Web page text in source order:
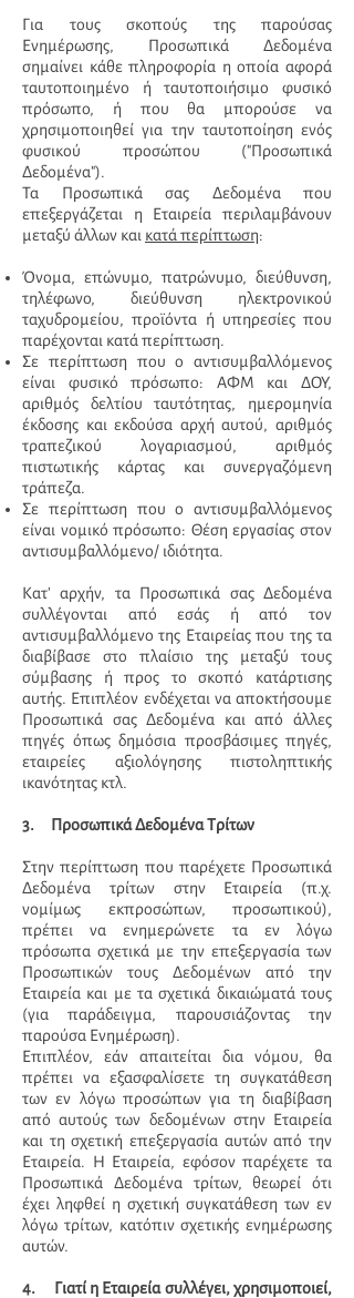
Για τους σκοπούς της παρούσας
Ενημέρωσης, Προσωπικά Δεδομένα
σημαίνει κάθε πληροφορία η οποία αφορά
ταυτοποιημένο ή ταυτοποιήσιμο φυσικό
πρόσωπο, ή που θα μπορούσε να
χρησιμοποιηθεί για την ταυτοποίηση ενός
φυσικού προσώπου ("Προσωπικά
Δεδομένα").
Τα Προσωπικά σας Δεδομένα που
επεξεργάζεται η Εταιρεία περιλαμβάνουν
μεταξύ άλλων και κατά περίπτωση:
Όνομα, επώνυμο, πατρώνυμο, διεύθυνση,
τηλέφωνο, διεύθυνση ηλεκτρονικού
ταχυδρομείου, προϊόντα ή υπηρεσίες που
παρέχονται κατά περίπτωση.
Σε περίπτωση που ο αντισυμβαλλόμενος
είναι φυσικό πρόσωπο: ΑΦΜ και ΔΟΥ,
αριθμός δελτίου ταυτότητας, ημερομηνία
έκδοσης και εκδούσα αρχή αυτού, αριθμός
τραπεζικού λογαριασμού, αριθμός
πιστωτικής κάρτας και συνεργαζόμενη
τράπεζα.
Σε περίπτωση που ο αντισυμβαλλόμενος
είναι νομικό πρόσωπο: Θέση εργασίας στον
αντισυμβαλλόμενο/ ιδιότητα.
Κατ' αρχήν, τα Προσωπικά σας Δεδομένα
συλλέγονται από εσάς ή από τον
αντισυμβαλλόμενο της Εταιρείας που της τα
διαβίβασε στο πλαίσιο της μεταξύ τους
σύμβασης ή προς το σκοπό κατάρτισης
αυτής. Επιπλέον ενδέχεται να αποκτήσουμε
Προσωπικά σας Δεδομένα και από άλλες
πηγές όπως δημόσια προσβάσιμες πηγές,
εταιρείες αξιολόγησης πιστοληπτικής
ικανότητας κτλ.
3. Προσωπικά Δεδομένα Τρίτων
Στην περίπτωση που παρέχετε Προσωπικά
Δεδομένα τρίτων στην Εταιρεία (π.χ.
νομίμως εκπροσώπων, προσωπικού),
πρέπει να ενημερώνετε τα εν λόγω
πρόσωπα σχετικά με την επεξεργασία των
Προσωπικών τους Δεδομένων από την
Εταιρεία και με τα σχετικά δικαιώματά τους
(για παράδειγμα, παρουσιάζοντας την
παρούσα Ενημέρωση).
Επιπλέον, εάν απαιτείται δια νόμου, θα
πρέπει να εξασφαλίσετε τη συγκατάθεση
των εν λόγω προσώπων για τη διαβίβαση
από αυτούς των δεδομένων στην Εταιρεία
και τη σχετική επεξεργασία αυτών από την
Εταιρεία. Η Εταιρεία, εφόσον παρέχετε τα
Προσωπικά Δεδομένα τρίτων, θεωρεί ότι
έχει ληφθεί η σχετική συγκατάθεση των εν
λόγω τρίτων, κατόπιν σχετικής ενημέρωσης
αυτών.
4. Γιατί η Εταιρεία συλλέγει, χρησιμοποιεί,